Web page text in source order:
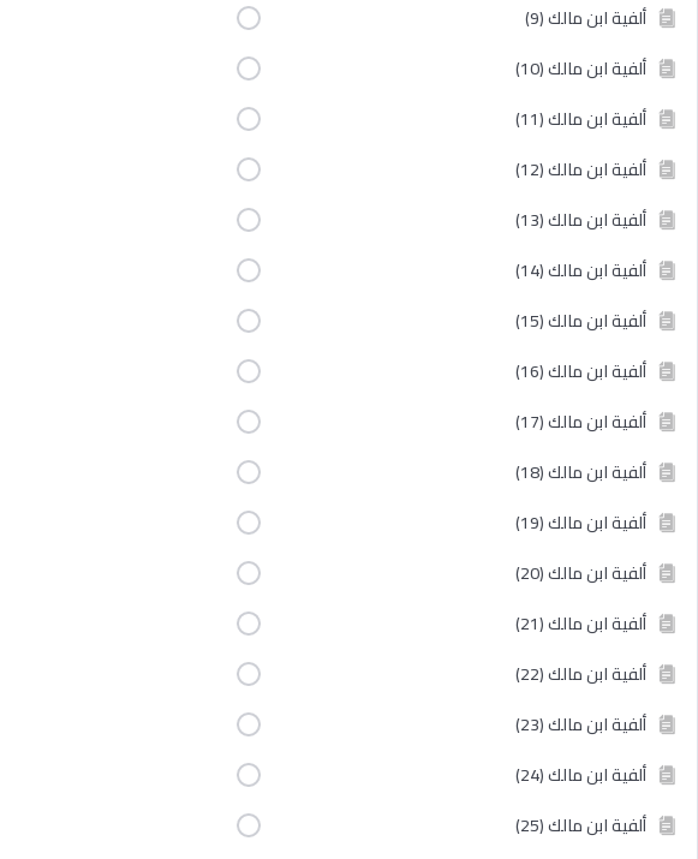
ألفية ابن مالك (9)
ألفية ابن مالك (10)
ألفية ابن مالك (11)
ألفية ابن مالك (12)
ألفية ابن مالك (13)
ألفية ابن مالك (14)
ألفية ابن مالك (15)
ألفية ابن مالك (16)
ألفية ابن مالك (17)
ألفية ابن مالك (18)
ألفية ابن مالك (19)
ألفية ابن مالك (20)
ألفية ابن مالك (21)
ألفية ابن مالك (22)
ألفية ابن مالك (23)
ألفية ابن مالك (24)
ألفية ابن مالك (25)